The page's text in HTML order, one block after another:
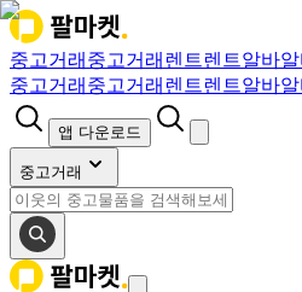
중고거래 중고거래 렌트렌트알바
중고거래 중고거래 렌트렌트알바
앱 다운로드
중고거래